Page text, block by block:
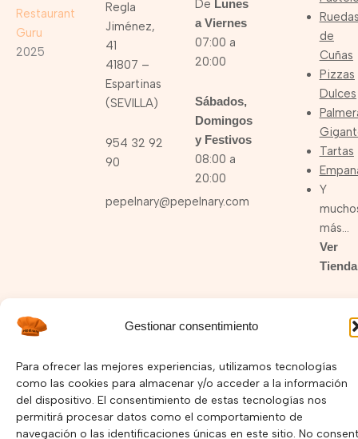
Gestionar consentimiento
Para ofrecer las mejores experiencias, utilizamos tecnologías
como las cookies para almacenar y/o acceder a la información
del dispositivo. El consentimiento de estas tecnologías nos
permitirá procesar datos como el comportamiento de
navegación o las identificaciones únicas en este sitio. No
Restaurant
Guru
2025
Regla
Jiménez,
41
41807 –
Espartinas
(SEVILLA)
954 32 92
90
pepelnary@pepelnary.com
De Lunes
a Viernes
07:00 a
20:00
Sábados,
Domingos
y Festivos
08:00 a
20:00
de
Cuñas
Pizzas
Dulces
Tartas
Y
más…
Ver
Tienda
n
s
t
a
g
r
a
c
e
b
o
o
o
u
t
u
b
e
Política de Privacidad –Política de Cookies
Copyright © 2025 Pepelnary.com | Página Web hecha por
Mayorga Marketing